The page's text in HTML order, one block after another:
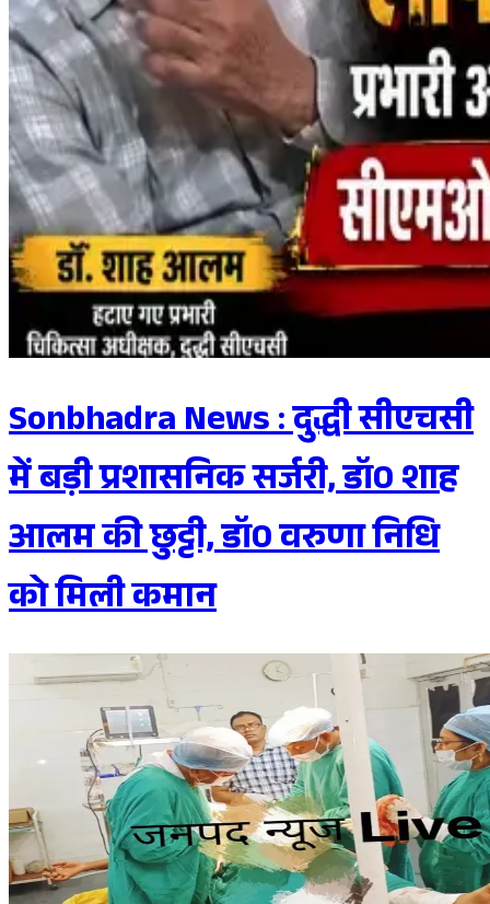
Sonbhadra News : दुद्धी सीएचसी
में बड़ी प्रशासनिक सर्जरी, डॉ0 शाह
आलम की छुट्टी, डॉ0 वरुणा निधि
को मिली कमान